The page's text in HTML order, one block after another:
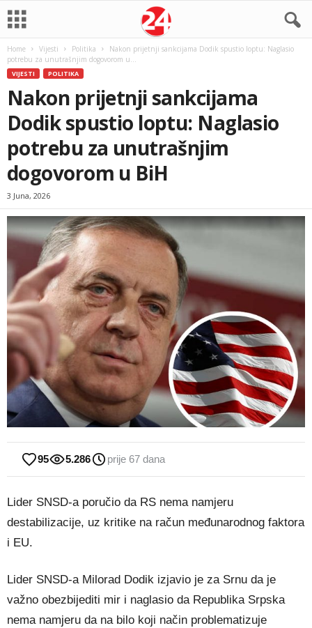
Home Vijesti Politika
Nakon prijetnji sankcijama Dodik spustio loptu: Naglasio
potrebu za unutrašnjim dogovorom u...
VIJESTI POLITIKA
Nakon prijetnji sankcijama
Dodik spustio loptu: Naglasio
potrebu za unutrašnjim
dogovorom u BiH
3 Juna, 2026
95 5.286 prije 67 dana
Lider SNSD-a poručio da RS nema namjeru
destabilizacije, uz kritike na račun međunarodnog faktora
i EU.
Lider SNSD-a Milorad Dodik izjavio je za Srnu da je
važno obezbijediti mir i naglasio da Republika Srpska
nema namjeru da na bilo koji način problematizuje